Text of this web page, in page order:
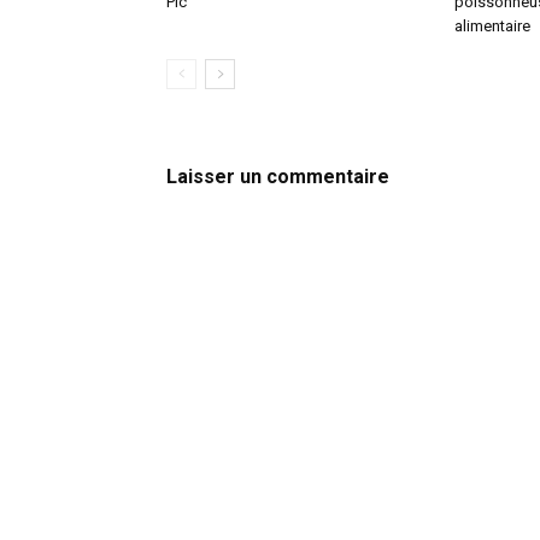
alimentaire
Laisser un commentaire